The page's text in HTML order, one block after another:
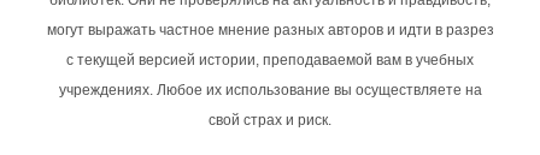
могут выражать частное мнение разных авторов и идти в разрез
с текущей версией истории, преподаваемой вам в учебных
учреждениях. Любое их использование вы осуществляете на
свой страх и риск.